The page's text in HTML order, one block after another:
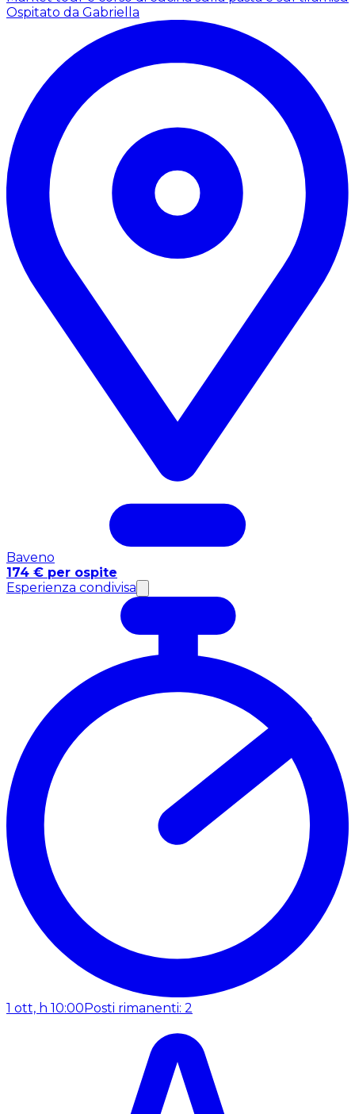
Ospitato da Gabriella
Baveno
174 € per ospite
Esperienza condivisa
1 ott, h 10:00Posti rimanenti: 2